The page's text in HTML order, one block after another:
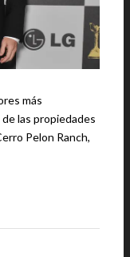
más
las propiedades